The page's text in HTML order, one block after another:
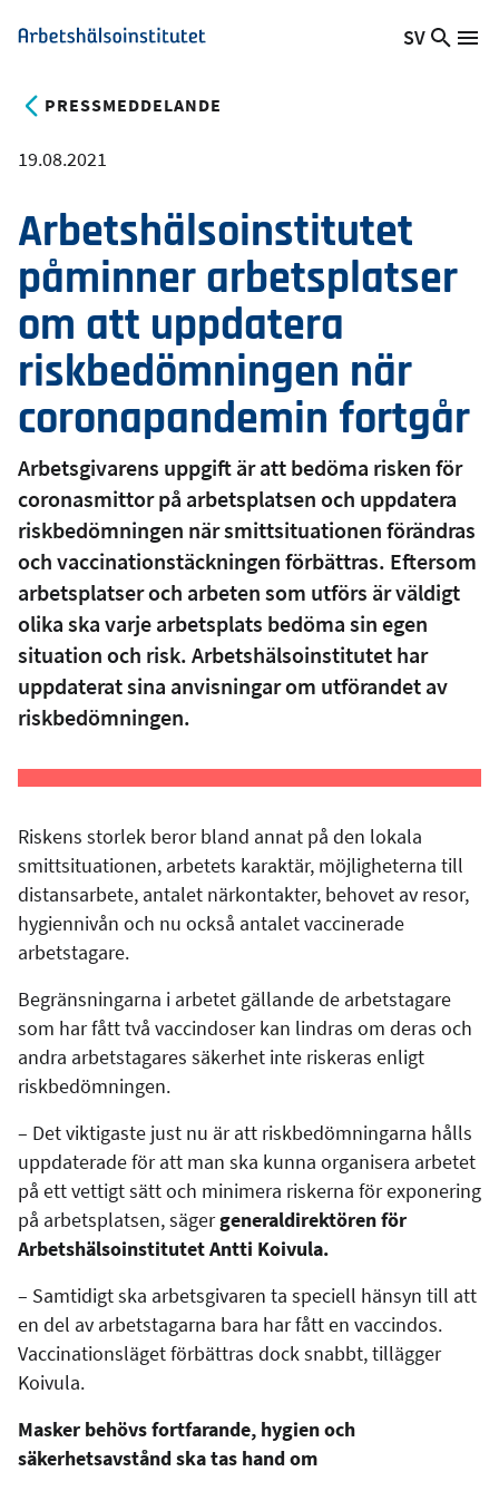
Hoppa
till
Arbetshälsoinstitutet
Växla
SV
Sök
PRESSMEDDELANDE
19.08.2021
Arbetshälsoinstitutet
påminner arbetsplatser
om att uppdatera
riskbedömningen när
coronapandemin fortgår
Arbetsgivarens uppgift är att bedöma risken för
coronasmittor på arbetsplatsen och uppdatera
riskbedömningen när smittsituationen förändras
och vaccinationstäckningen förbättras. Eftersom
arbetsplatser och arbeten som utförs är väldigt
olika ska varje arbetsplats bedöma sin egen
situation och risk. Arbetshälsoinstitutet har
uppdaterat sina anvisningar om utförandet av
riskbedömningen.
Riskens storlek beror bland annat på den lokala
smittsituationen, arbetets karaktär, möjligheterna till
distansarbete, antalet närkontakter, behovet av resor,
hygiennivån och nu också antalet vaccinerade
arbetstagare.
Begränsningarna i arbetet gällande de arbetstagare
som har fått två vaccindoser kan lindras om deras och
andra arbetstagares säkerhet inte riskeras enligt
riskbedömningen.
– Det viktigaste just nu är att riskbedömningarna hålls
uppdaterade för att man ska kunna organisera arbetet
på ett vettigt sätt och minimera riskerna för exponering
på arbetsplatsen, sägergeneraldirektören för
Arbetshälsoinstitutet Antti Koivula.
– Samtidigt ska arbetsgivaren ta speciell hänsyn till att
en del av arbetstagarna bara har fått en vaccindos.
Vaccinationsläget förbättras dock snabbt, tillägger
Koivula.
Masker behövs fortfarande, hygien och
säkerhetsavstånd ska tas hand om